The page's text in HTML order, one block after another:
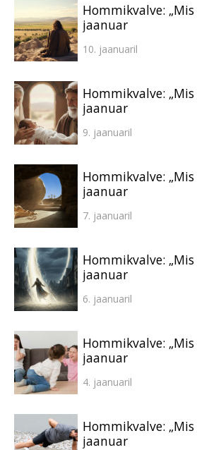
Hommikvalve: „Mis
jaanuar
10. jaanuaril
Hommikvalve: „Mis
jaanuar
9. jaanuaril
Hommikvalve: „Mis
jaanuar
7. jaanuaril
Hommikvalve: „Mis
jaanuar
6. jaanuaril
Hommikvalve: „Mis
jaanuar
4. jaanuaril
Hommikvalve: „Mis
jaanuar